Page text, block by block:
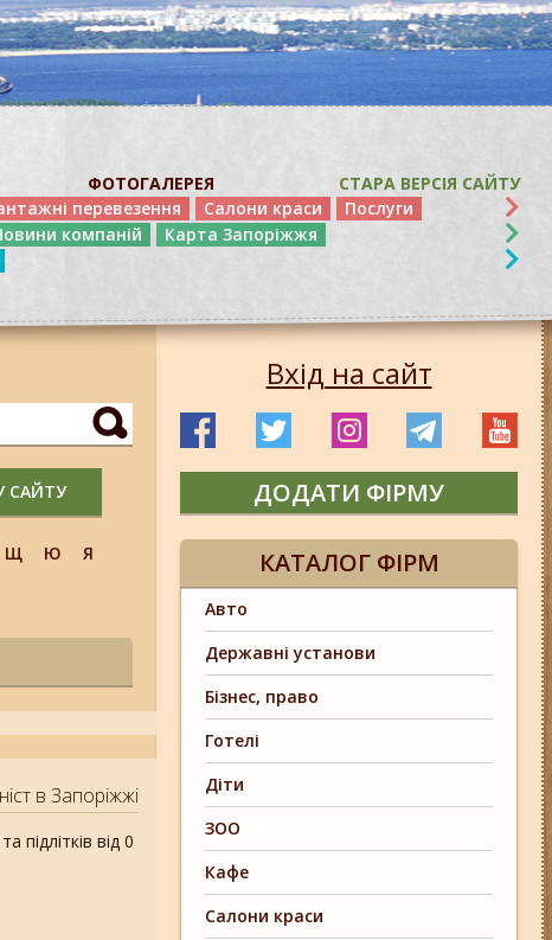
ФОТОГАЛЕРЕЯ
СТАРА ВЕРСІЯ САЙТУ
перевезення Салони краси
Послуги
компаній
Карта Запоріжжя
САЙТУ
Щ Ю
Я
в Запоріжжі
підлітків від 0
Вхід на сайт
ДОДАТИ ФІРМУ
КАТАЛОГ ФІРМ
Авто
Державні установи
Бізнес, право
Готелі
Діти
ЗОО
Кафе
Салони краси